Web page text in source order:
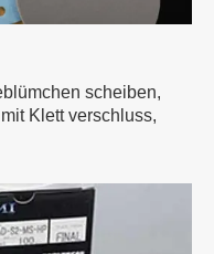
scheiben,
Klett verschluss,